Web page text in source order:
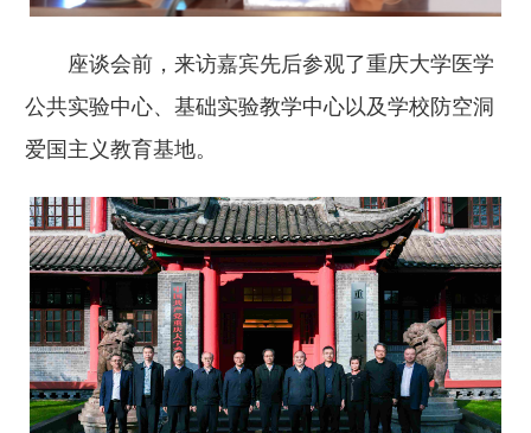
座谈会前，来访嘉宾先后参观了重庆大学医学
公共实验中心、基础实验教学中心以及学校防空洞
爱国主义教育基地。